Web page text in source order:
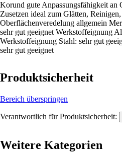
Korund gute Anpassungsfähigkeit an
Zusetzen ideal zum Glätten,
Oberflächenveredelung allgemein
sehr gut geeignet Werkstoffeignung
Werkstoffeignung Stahl: sehr gut
sehr gut geeignet
Produktsicherheit
Bereich überspringen
Verantwortlich für Produktsicherheit:
Weitere Kategorien